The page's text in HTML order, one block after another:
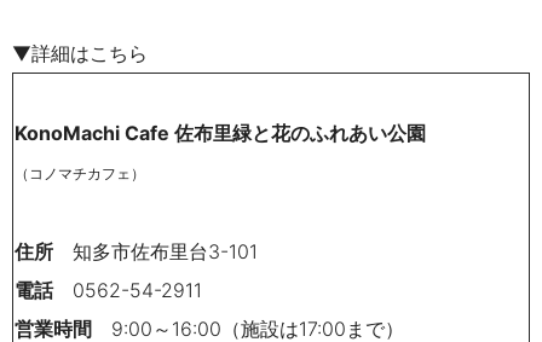
▼詳細はこちら
KonoMachi Cafe 佐布里緑と花のふれあい公園
（ コノマチカフェ ）
住所 知多市佐布里台3-101
電話 0562-54-2911
営業時間 9:00～16:00（施設は17:00まで）